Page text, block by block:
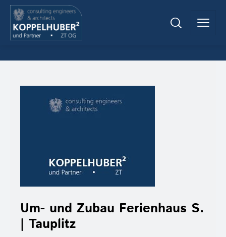
Um- und Zubau Ferienhaus S.
| Tauplitz